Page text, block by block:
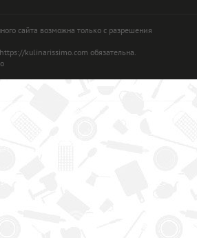
сайта возможна только с разрешения
kulinarissimo.com обязательна.